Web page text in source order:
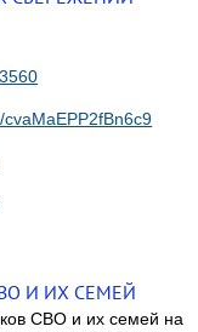
И ИХ СЕМЕЙ
СВО и их семей на